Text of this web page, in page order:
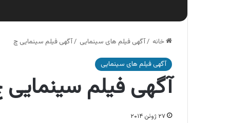
خانه /آگهی فیلم های سینمایی /آگهی فیلم سینمایی چ
آگهی فیلم های سینمایی
آگهی فیلم
۲۷ ژوئن ۲۰۱۴